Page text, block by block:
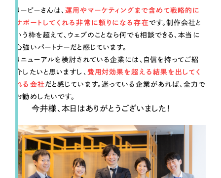
リーピーさんは、運用やマーケティングまで含めて戦略的に
サポートしてくれる非常に頼りになる存在です。制作会社と
いう枠を超えて、ウェブのことなら何でも相談できる、本当に
心強いパートナーだと感じています。
リニューアルを検討されている企業には、自信を持ってご紹
介したいと思いますし、 費用対効果を超える結果を出してく
れる会社だと感じています。迷っている企業があれば、全力で
お勧めしたいです。
今井様、本日はありがとうございました！